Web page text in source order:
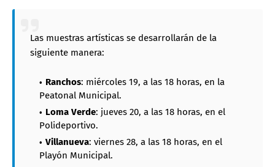
Las muestras artísticas se desarrollarán de la
siguiente manera:
Ranchos: miércoles 19, a las 18 horas, en la
Peatonal Municipal.
Loma Verde: jueves 20, a las 18 horas, en el
Polideportivo.
Villanueva: viernes 28, a las 18 horas, en el
Playón Municipal.